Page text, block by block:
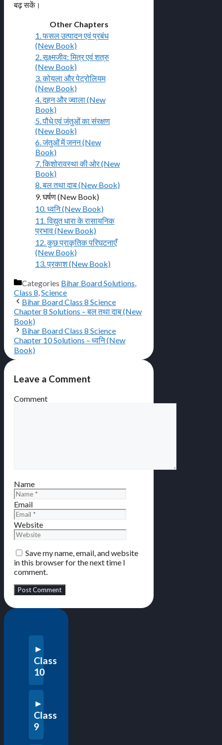
बढ़ सकें।
Other Chapters
1. फसल उत्पादन एवं प्रबंध
(New Book)
2. सूक्ष्मजीव: मित्र एवं शत्रु
(New Book)
3. कोयला और पेट्रोलियम
(New Book)
4. दहन और ज्वाला (New
Book)
5. पौधे एवं जंतुओं का संरक्षण
(New Book)
6. जंतुओं में जनन (New
Book)
7. किशोरावस्था की ओर (New
Book)
8. बल तथा दाब (New Book)
9. घर्षण (New Book)
10. ध्वनि (New Book)
11. विद्युत धारा के रासायनिक
प्रभाव (New Book)
12. कुछ प्राकृतिक परिघटनाएँ
(New Book)
13. प्रकाश (New Book)
Categories Bihar Board Solutions
Class 8 Science
Bihar Board Class 8 Science
Chapter 8 Solutions – बल तथा दाब (New
Book)
Bihar Board Class 8 Science
Chapter 10 Solutions – ध्वनि (New
Book)
Leave a Comment
Comment
Name
Email
Website
Save my name, email, and website
in this browser for the next time I
comment.
Class
10
Class
9